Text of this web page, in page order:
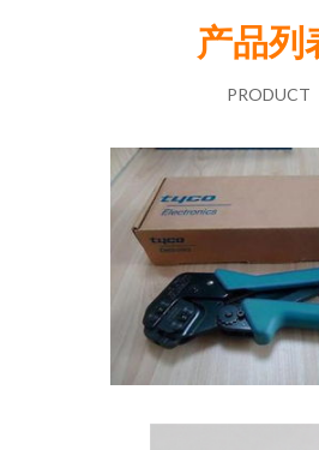
产品列
PRODUCT